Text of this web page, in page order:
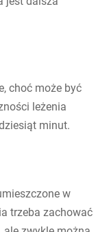
choć może być
leżenia
minut.
w
trzeba zachować